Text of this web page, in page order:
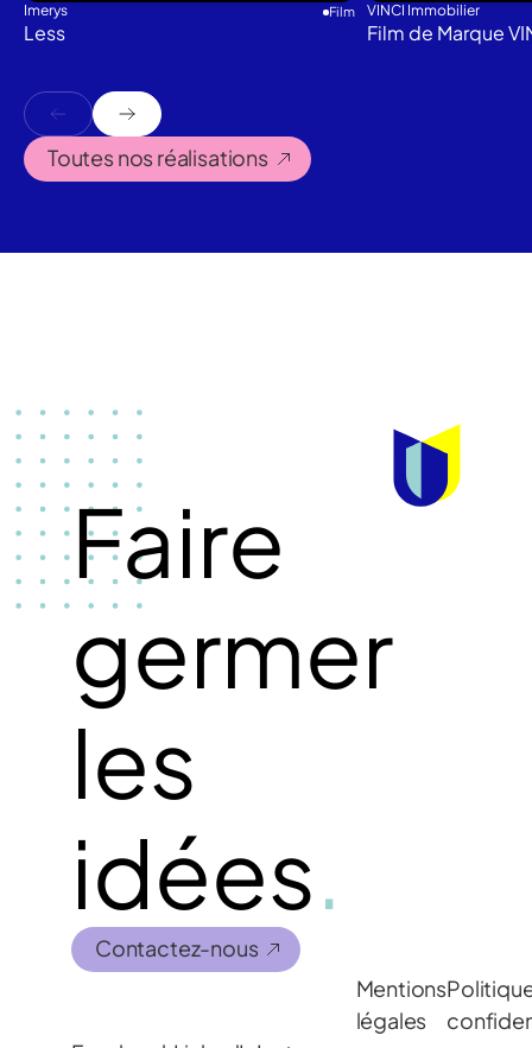
Imerys Film
Less
VINCI Immobilier
Film de Marque
Toutes nos réalisations
Faire
germer
les
idées.
Contactez-nous
Mentions
légales